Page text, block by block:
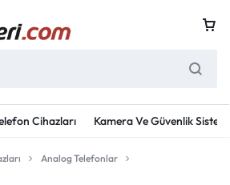
Cihazları Kamera Ve Güvenlik
Analog Telefonlar